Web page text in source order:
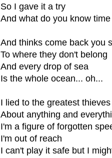
So I gave it a try
And what do you know
And thinks come back you
To where they don't belong
And every drop of sea
Is the whole ocean... oh...
I lied to the greatest thieves
About anything and
I'm a figure of forgotten
I'm out of reach
I can't play it safe but I